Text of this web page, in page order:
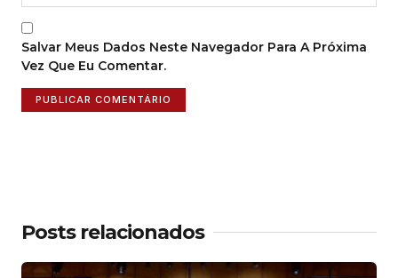
Salvar Meus Dados Neste Navegador Para A Próxima
Vez Que Eu Comentar.
Posts relacionados